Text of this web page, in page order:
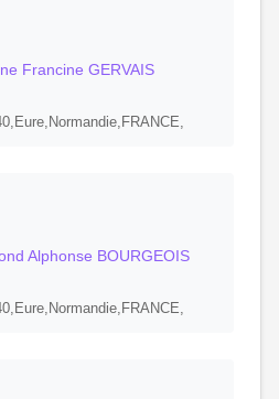
Francine GERVAIS
Alphonse BOURGEOIS